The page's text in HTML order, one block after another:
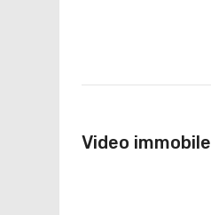
Video immobile